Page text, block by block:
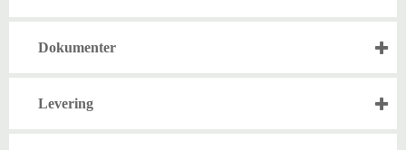
Dokumenter
Levering